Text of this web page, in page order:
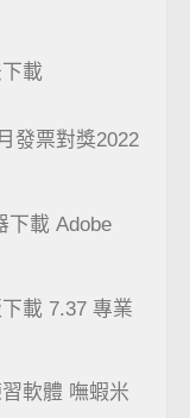
載
發票對獎2022
下載 Adobe
載 7.37 專業
軟體 嘸蝦米